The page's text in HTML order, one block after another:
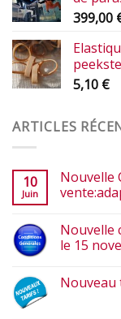
399,00
5,10 €
ARTICLES
10
Juin
Nouvelle
Nouvelle
le 15
Nouveau